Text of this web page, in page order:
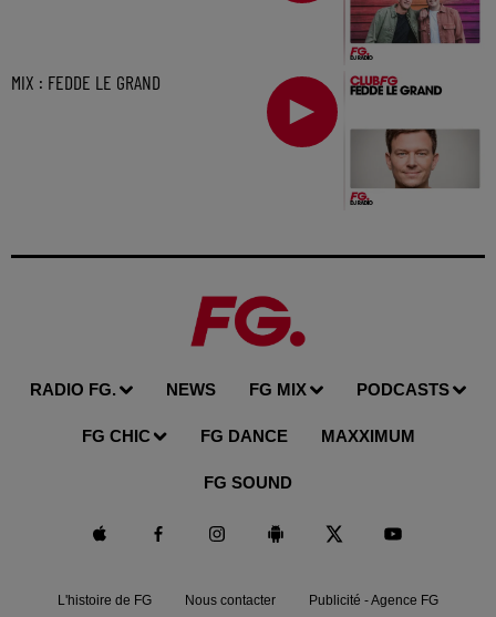
MIX : FEDDE LE GRAND
RADIO FG. NEWS FG MIX PODCASTS
FG CHIC FG DANCE MAXXIMUM
FG SOUND
L'histoire de FG Nous contacter Publicité - Agence FG